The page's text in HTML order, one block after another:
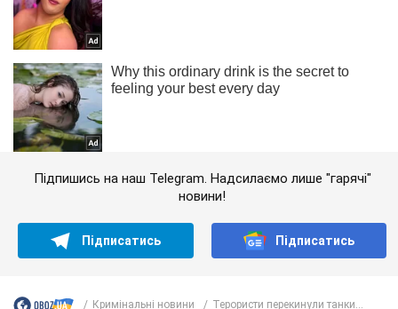
Підпишись на наш Telegram. Надсилаємо лише "гарячі"
новини!
Підписатись Підписатись
Кримінальні новини Терористи перекинули танки...